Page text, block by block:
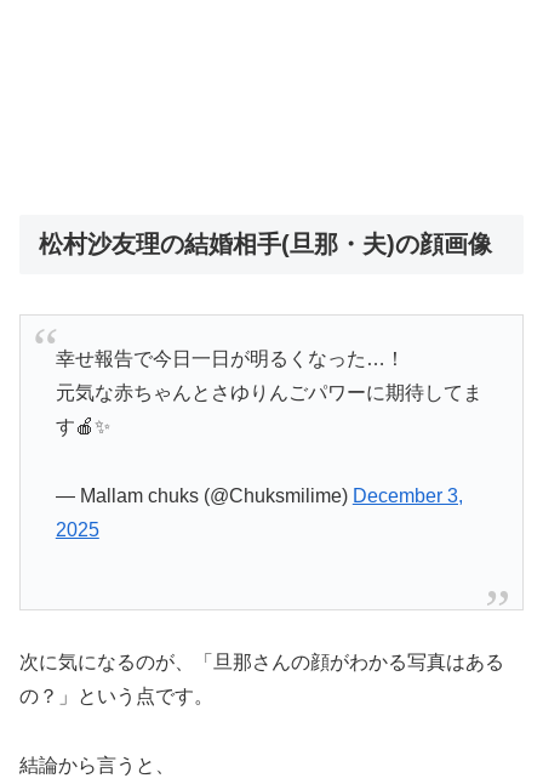
松村沙友理の結婚相手(旦那・夫)の顔画像
幸せ報告で今日一日が明るくなった…！
元気な赤ちゃんとさゆりんごパワーに期待してま
す🍎✨
— Mallam chuks (@Chuksmilime) December 3,
2025
次に気になるのが、「旦那さんの顔がわかる写真はある
の？」という点です。
結論から言うと、